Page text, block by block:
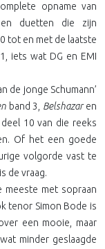
opname van
en duetten die zijn
tot en met de laatste
iets wat DG en EMI
de jonge Schumann’
band 3, Belshazaren
10 van die reeks
Of het een goede
volgorde vast te
de vraag.
meeste met sopraan
tenor Simon Bode is
een mooie, maar
minder geslaagde